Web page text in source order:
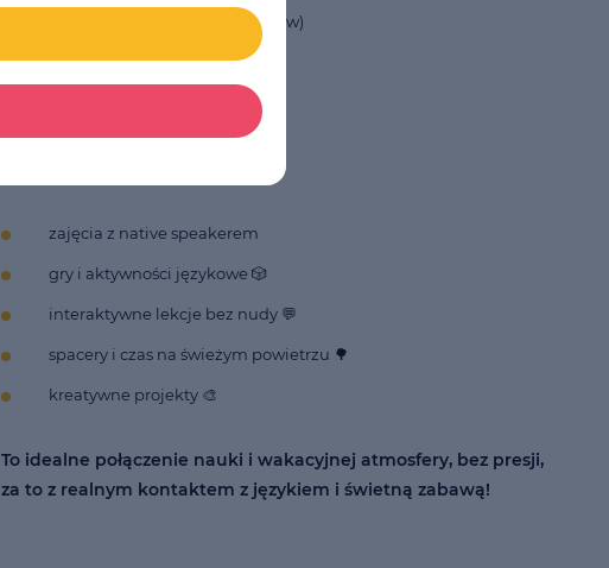
29.06 - 31.07 (5 turnusów)
Godziny:8:30 - 16:30
zajęcia z native speakerem
gry i aktywności językowe 🎲
interaktywne lekcje bez nudy 💬
spacery i czas na świeżym powietrzu 🌳
kreatywne projekty 🎨
To idealne połączenie nauki i wakacyjnej atmosfery, bez presji,
za to z realnym kontaktem z językiem i świetną zabawą!